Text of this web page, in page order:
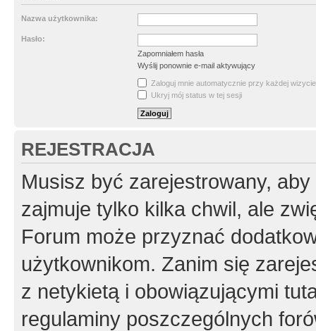
Nazwa użytkownika:
Hasło:
Zapomniałem hasła
Wyślij ponownie e-mail aktywujący
Zaloguj mnie automatycznie przy każdej wizycie
Ukryj mój status w tej sesji
REJESTRACJA
Musisz być zarejestrowany,
zajmuje tylko kilka chwil, ale
Forum może przyznać
użytkownikom. Zanim się
z netykietą i obowiązującymi
regulaminy poszczególnych